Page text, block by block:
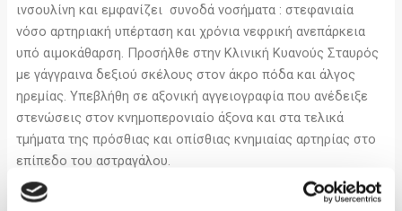
ινσουλίνη και εμφανίζει συνοδά νοσήματα : στεφανιαία
νόσο αρτηριακή υπέρταση και χρόνια νεφρική ανεπάρκεια
υπό αιμοκάθαρση. Προσήλθε στην Κλινική Κυανούς Σταυρός
με γάγγραινα δεξιού σκέλους στον άκρο πόδα και άλγος
ηρεμίας. Υπεβλήθη σε αξονική αγγειογραφία που ανέδειξε
στενώσεις στον κνημοπερονιαίο άξονα και στα τελικά
τμήματα της πρόσθιας και οπίσθιας κνημιαίας αρτηρίας στο
επίπεδο του αστραγάλου.
Προγραμματίστηκε άμεσα για αγγειοχειρουργική